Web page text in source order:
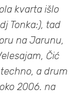
kvarta išlo
Tonka:), tad
na Jarunu,
Čić
a drum
2006. na